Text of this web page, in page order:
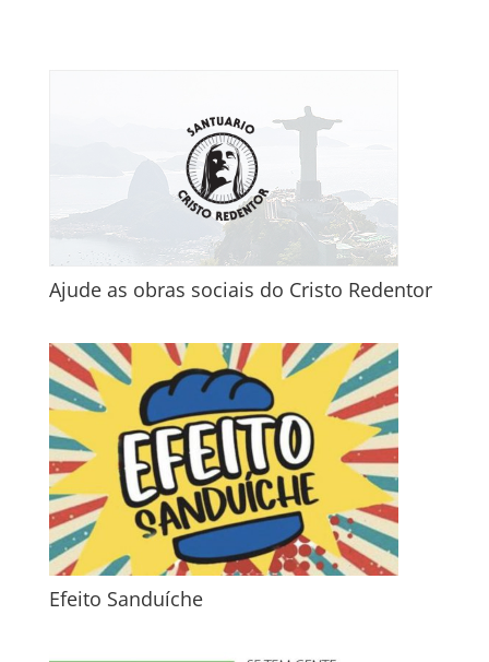
Ajude as obras sociais do Cristo Redentor
Efeito Sanduíche